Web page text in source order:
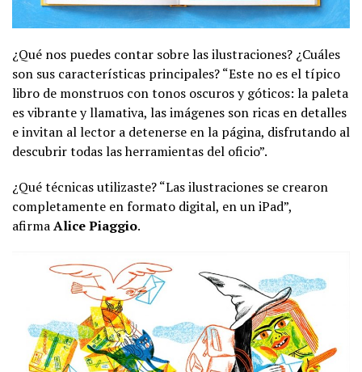
¿Qué nos puedes contar sobre las ilustraciones? ¿Cuáles
son sus características principales? “Este no es el típico
libro de monstruos con tonos oscuros y góticos: la paleta
es vibrante y llamativa, las imágenes son ricas en detalles
e invitan al lector a detenerse en la página, disfrutando al
descubrir todas las herramientas del oficio”.
¿Qué técnicas utilizaste? “Las ilustraciones se crearon
completamente en formato digital, en un iPad”,
afirmaAlice Piaggio.